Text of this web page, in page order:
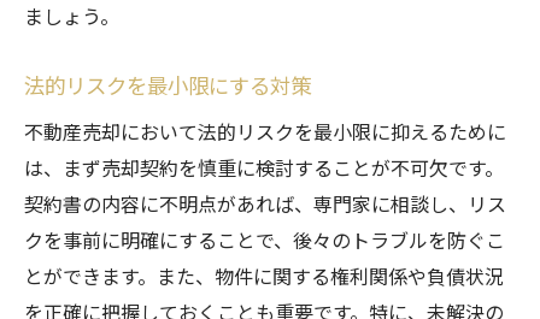
ましょう。
法的リスクを最小限にする対策
不動産売却において法的リスクを最小限に抑えるために
は、まず売却契約を慎重に検討することが不可欠です。
契約書の内容に不明点があれば、専門家に相談し、リス
クを事前に明確にすることで、後々のトラブルを防ぐこ
とができます。また、物件に関する権利関係や負債状況
を正確に把握しておくことも重要です。特に、未解決の